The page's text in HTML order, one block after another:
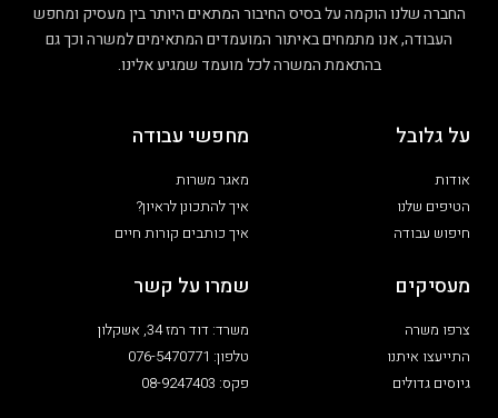
החברה שלנו הוקמה על בסיס החיבור המתאים היותר בין מעסיק ומחפש
העבודה, אנו מתמחים באיתור המועמדים המתאימים למשרה וכך גם
בהתאמת המשרה לכל מועמד שמגיע אלינו.
על גלובל
אודות
הטיפים שלנו
חיפוש עבודה
מחפשי עבודה
מאגר משרות
איך להתכונן לראיון?
איך כותבים קורות חיים
מעסיקים
צרפו משרה
התייעצו איתנו
גיוסים גדולים
שמרו על קשר
משרד: דוד רמז 34, אשקלון
טלפון: 076-5470771
פקס: 08-9247403